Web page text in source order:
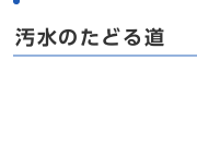
汚水のたどる道